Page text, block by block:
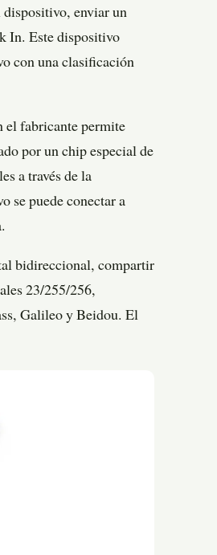
dispositivo, enviar un
In. Este dispositivo
con una clasificación
el fabricante permite
por un chip especial de
a través de la
se puede conectar a
bidireccional, compartir
23/255/256,
Galileo y Beidou. El